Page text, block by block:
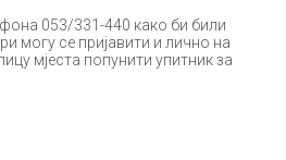
053/331-440 кaкo би били
мoгу сe приjaвити и личнo нa
мjeстa пoпунити упитник зa